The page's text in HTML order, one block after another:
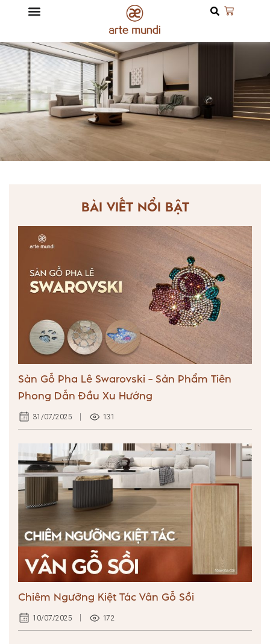
BÀI VIẾT NỔI BẬT
Sàn Gỗ Pha Lê Swarovski – Sản Phẩm Tiên
Phong Dẫn Đầu Xu Hướng
31/07/2025 131
Chiêm Ngưỡng Kiệt Tác Vân Gỗ Sồi
10/07/2025 172